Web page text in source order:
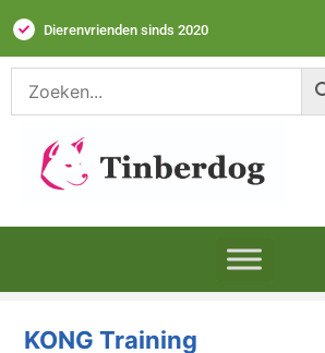
Dierenvrienden sinds 2020
KONG Training